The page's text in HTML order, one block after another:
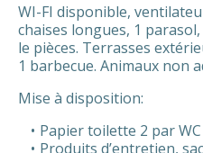
WI-FI disponible,
chaises longues, 1
le pièces. Terrasses
1 barbecue. Animaux non
Mise à disposition:
Papier toilette 2 par
Produits d’entretien,